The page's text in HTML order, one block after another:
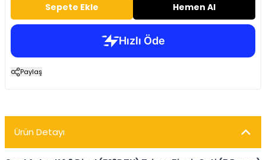
Sepete Ekle Hemen Al
Paylaş
Ürün Detayı